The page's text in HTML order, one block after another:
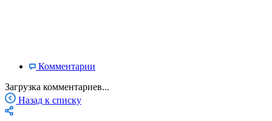
Комментарии
Загрузка комментариев...
Назад к списку